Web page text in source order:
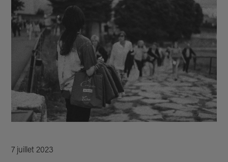
DOMAINES D’INTERVENTION
EXPERTISES INTÉGRÉES
L’AGENCE
PARTENAIRES
7 juillet 2023